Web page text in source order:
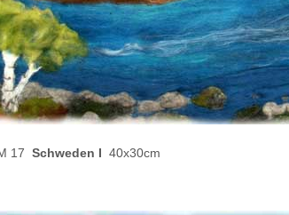
17 Schweden I 40x30cm